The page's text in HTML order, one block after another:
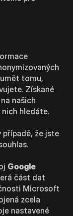
tomu,
Získané
našich
hledáte.
případě, že jste
Google
část dat
Microsoft
zcela
nastavené